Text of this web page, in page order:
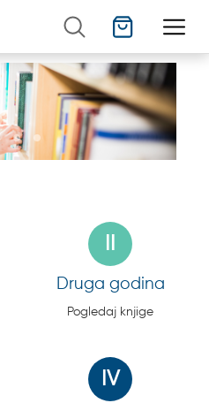
Druga godina
Pogledaj knjige
IV